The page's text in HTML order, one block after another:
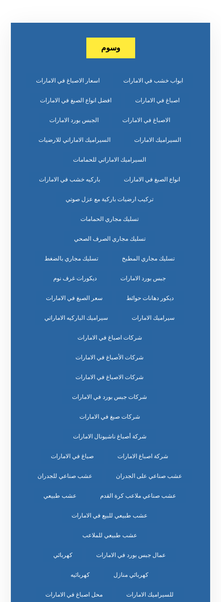
وسوم
ابواب خشب في الامارات اسعار الاصباغ في الامارات
اصباغ في الامارات افضل انواع الصبغ في الامارات
الاصباغ في الامارات الجبس بورد الامارات
السيراميك الامارات السيراميك الاماراتي للارضيات
السيراميك الاماراتي للحمامات
انواع الصبغ في الامارات باركيه خشب في الامارات
تركيب ارضيات باركية مع عزل صوتي
تسليك مجاري الحمامات
تسليك مجاري الصرف الصحي
تسليك مجاري المطبخ تسليك مجاري بالضغط
جبس بورد الامارات ديكورات غرف نوم
ديكور دهانات حوائط سعر الصبغ في الامارات
سيراميك الامارات سيراميك الباركيه الاماراتي
شركات اصباغ في الامارات
شركات الأصباغ في الامارات
شركات الاصباغ في الامارات
شركات جبس بورد في الامارات
شركات صبغ في الامارات
شركة أصباغ ناشيونال الامارات
شركة اصباغ الامارات صباغ في الامارات
عشب صناعي على الجدران عشب صناعي للجدران
عشب صناعي ملاعب كرة القدم عشب طبيعي
عشب طبيعي للبيع في الامارات
عشب طبيعي للملاعب
عمال جبس بورد في الامارات كهربائي
كهربائي منازل كهربائيه
للسيراميك الامارات محل اصباغ في الامارات